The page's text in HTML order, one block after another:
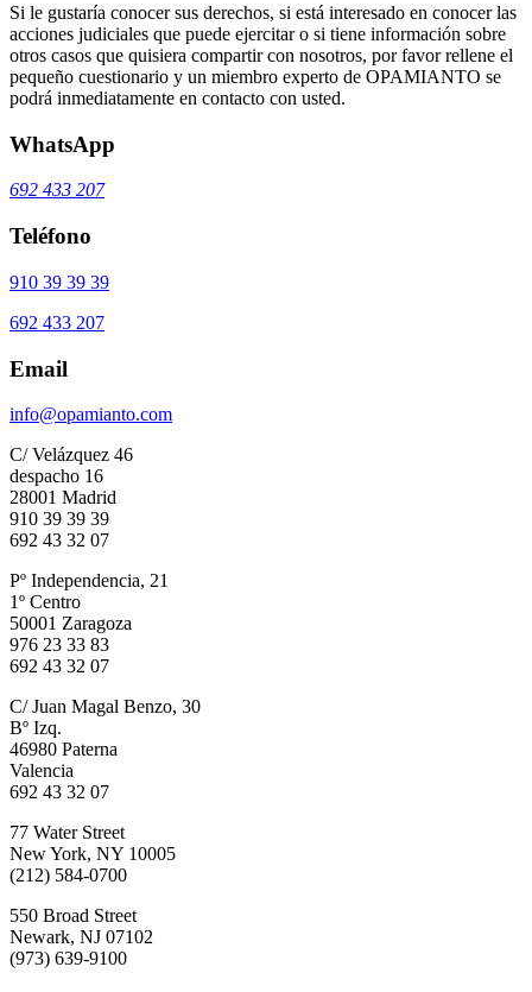
Si le gustaría conocer sus derechos, si está interesado en conocer las
acciones judiciales que puede ejercitar o si tiene información sobre
otros casos que quisiera compartir con nosotros, por favor rellene el
pequeño cuestionario y un miembro experto de OPAMIANTO se
podrá inmediatamente en contacto con usted.
WhatsApp
692 433 207
Teléfono
910 39 39 39
692 433 207
Email
info@opamianto.com
C/ Velázquez 46
despacho 16
28001 Madrid
910 39 39 39
692 43 32 07
Pº Independencia, 21
1º Centro
50001 Zaragoza
976 23 33 83
692 43 32 07
C/ Juan Magal Benzo, 30
Bº Izq.
46980 Paterna
Valencia
692 43 32 07
77 Water Street
New York, NY 10005
(212) 584-0700
550 Broad Street
Newark, NJ 07102
(973) 639-9100